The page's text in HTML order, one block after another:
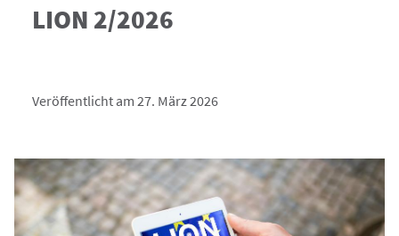
LION 2/2026
Veröffentlicht am 27. März 2026